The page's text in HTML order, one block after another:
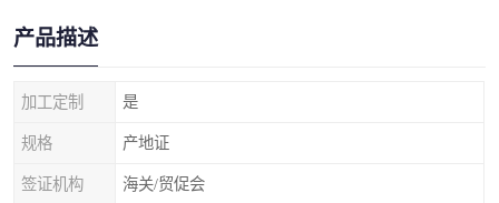
产品描述
加工定制 是
规格 产地证
签证机构 海关/贸促会